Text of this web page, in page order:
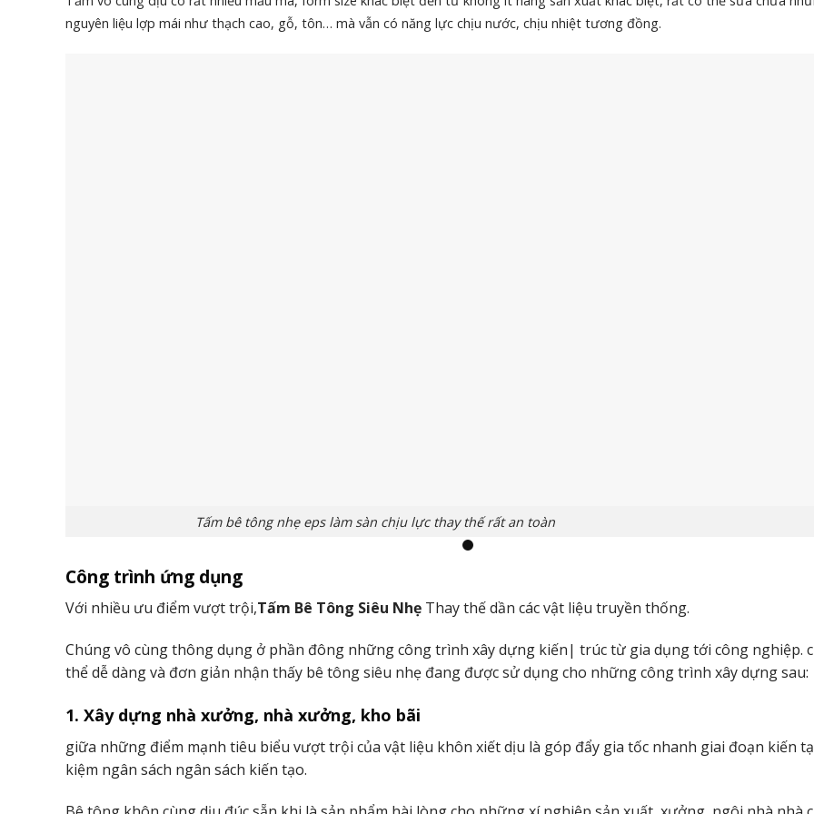
nguyên liệu lợp mái như thạch cao, gỗ, tôn… mà vẫn có năng lực chịu nước, chịu nhiệt tương đồng.
Tấm bê tông nhẹ eps làm sàn chịu lực thay thế rất an toàn
2. Làm vách ngăn trang trí nội, ngoại thất
Các dòng sản phẩm tấm panel siêu nhẹ rấthài lòng để triển khai vách ngăn hoặc hoàn thiện nội/thiết kế bên
Vật liệu này ít bị hao mòn hoặc mất đi tính bổ ích bản chất có của chính nó nghỉ ngơi những khu vực liên tiếp
với độ ẩm, độ ẩm & số lượng nước lớn.
Ứng dụng của một số trong những công trình phổ biến như: vách chặn vệ sinh, vách chặn phòng bếp, văn
tuyệt bày diễn trang trí tường thiết kế bên ngoài,…
Công trình ứng dụng
Với nhiều ưu điểm vượt trội,Tấm Bê Tông Siêu Nhẹ Thay thế dần các vật liệu truyền thống.
Chúng vô cùng thông dụng ở phần đông những công trình xây dựng kiến| ​​trúc từ gia dụng tới công nghiệp.
thể dễ dàng và đơn giản nhận thấy bê tông siêu nhẹ đang được sử dụng cho những công trình xây dựng sau:
1. Xây dựng nhà xưởng, nhà xưởng, kho bãi
giữa những điểm mạnh tiêu biểu vượt trội của vật liệu khôn xiết dịu là góp đẩy gia tốc nhanh giai đoạn kiến
kiệm ngân sách ngân sách kiến tạo.